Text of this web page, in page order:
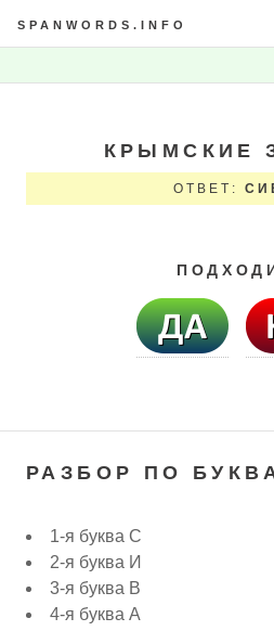
SPANWORDS.INFO
КРЫМСКИЕ
ОТВЕТ:
РАЗБОР ПО
1-я буква С
2-я буква И
3-я буква В
4-я буква А